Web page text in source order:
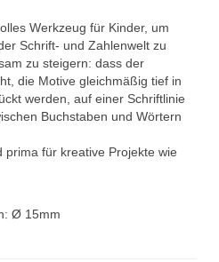
Werkzeug für Kinder, um
Schrift- und Zahlenwelt zu
zu steigern: dass der
die Motive gleichmäßig tief in
werden, auf einer Schriftlinie
Buchstaben und Wörtern
prima für kreative Projekte wie
Ø 15mm